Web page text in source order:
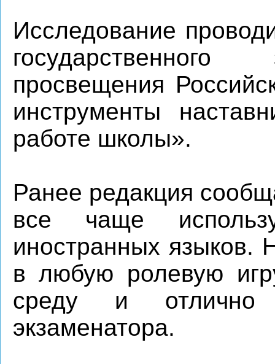
Исследование
просвещения
инструменты
работе школы».
Ранее редакция
все чаще
иностранных языков.
в любую ролевую
среду и отлично
экзаменатора.